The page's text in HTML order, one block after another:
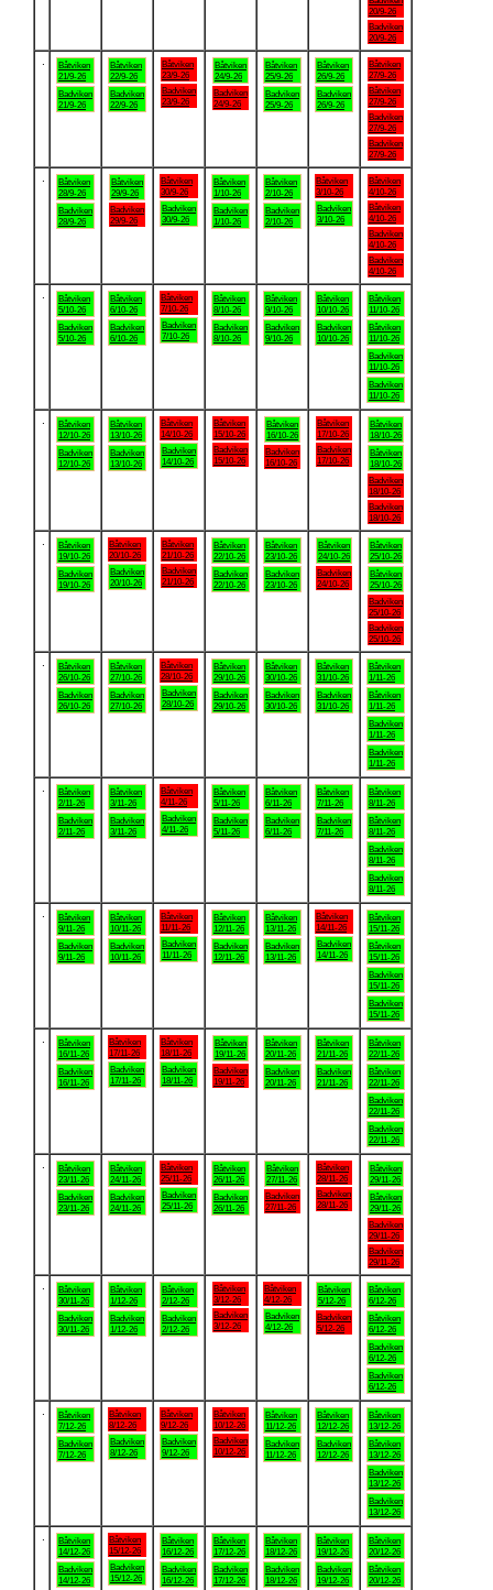
20/9-26
Badviken
20/9-26
Båtviken
21/9-26
Badviken
21/9-26
Båtviken
22/9-26
Badviken
22/9-26
Båtviken
23/9-26
Badviken
23/9-26
Båtviken
24/9-26
Badviken
24/9-26
Båtviken
25/9-26
Badviken
25/9-26
Båtviken
26/9-26
Badviken
26/9-26
Båtviken
27/9-26
Båtviken
27/9-26
Badviken
27/9-26
Badviken
27/9-26
Båtviken
28/9-26
Badviken
28/9-26
Båtviken
29/9-26
Badviken
29/9-26
Båtviken
30/9-26
Badviken
30/9-26
Båtviken
1/10-26
Badviken
1/10-26
Båtviken
2/10-26
Badviken
2/10-26
Båtviken
3/10-26
Badviken
3/10-26
Båtviken
4/10-26
Båtviken
4/10-26
Badviken
4/10-26
Badviken
4/10-26
Båtviken
5/10-26
Badviken
5/10-26
Båtviken
6/10-26
Badviken
6/10-26
Båtviken
7/10-26
Badviken
7/10-26
Båtviken
8/10-26
Badviken
8/10-26
Båtviken
9/10-26
Badviken
9/10-26
Båtviken
10/10-26
Badviken
10/10-26
Båtviken
11/10-26
Båtviken
11/10-26
Badviken
11/10-26
Badviken
11/10-26
Båtviken
12/10-26
Badviken
12/10-26
Båtviken
13/10-26
Badviken
13/10-26
Båtviken
14/10-26
Badviken
14/10-26
Båtviken
15/10-26
Badviken
15/10-26
Båtviken
16/10-26
Badviken
16/10-26
Båtviken
17/10-26
Badviken
17/10-26
Båtviken
18/10-26
Båtviken
18/10-26
Badviken
18/10-26
Badviken
18/10-26
Båtviken
19/10-26
Badviken
19/10-26
Båtviken
20/10-26
Badviken
20/10-26
Båtviken
21/10-26
Badviken
21/10-26
Båtviken
22/10-26
Badviken
22/10-26
Båtviken
23/10-26
Badviken
23/10-26
Båtviken
24/10-26
Badviken
24/10-26
Båtviken
25/10-26
Båtviken
25/10-26
Badviken
25/10-26
Badviken
25/10-26
Båtviken
26/10-26
Badviken
26/10-26
Båtviken
27/10-26
Badviken
27/10-26
Båtviken
28/10-26
Badviken
28/10-26
Båtviken
29/10-26
Badviken
29/10-26
Båtviken
30/10-26
Badviken
30/10-26
Båtviken
31/10-26
Badviken
31/10-26
Båtviken
1/11-26
Båtviken
1/11-26
Badviken
1/11-26
Badviken
1/11-26
Båtviken
2/11-26
Badviken
2/11-26
Båtviken
3/11-26
Badviken
3/11-26
Båtviken
4/11-26
Badviken
4/11-26
Båtviken
5/11-26
Badviken
5/11-26
Båtviken
6/11-26
Badviken
6/11-26
Båtviken
7/11-26
Badviken
7/11-26
Båtviken
8/11-26
Båtviken
8/11-26
Badviken
8/11-26
Badviken
8/11-26
Båtviken
9/11-26
Badviken
9/11-26
Båtviken
10/11-26
Badviken
10/11-26
Båtviken
11/11-26
Badviken
11/11-26
Båtviken
12/11-26
Badviken
12/11-26
Båtviken
13/11-26
Badviken
13/11-26
Båtviken
14/11-26
Badviken
14/11-26
Båtviken
15/11-26
Båtviken
15/11-26
Badviken
15/11-26
Badviken
15/11-26
Båtviken
16/11-26
Badviken
16/11-26
Båtviken
17/11-26
Badviken
17/11-26
Båtviken
18/11-26
Badviken
18/11-26
Båtviken
19/11-26
Badviken
19/11-26
Båtviken
20/11-26
Badviken
20/11-26
Båtviken
21/11-26
Badviken
21/11-26
Båtviken
22/11-26
Båtviken
22/11-26
Badviken
22/11-26
Badviken
22/11-26
Båtviken
23/11-26
Badviken
23/11-26
Båtviken
24/11-26
Badviken
24/11-26
Båtviken
25/11-26
Badviken
25/11-26
Båtviken
26/11-26
Badviken
26/11-26
Båtviken
27/11-26
Badviken
27/11-26
Båtviken
28/11-26
Badviken
28/11-26
Båtviken
29/11-26
Båtviken
29/11-26
Badviken
29/11-26
Badviken
29/11-26
Båtviken
30/11-26
Badviken
30/11-26
Båtviken
1/12-26
Badviken
1/12-26
Båtviken
2/12-26
Badviken
2/12-26
Båtviken
3/12-26
Badviken
3/12-26
Båtviken
4/12-26
Badviken
4/12-26
Båtviken
5/12-26
Badviken
5/12-26
Båtviken
6/12-26
Båtviken
6/12-26
Badviken
6/12-26
Badviken
6/12-26
Båtviken
7/12-26
Badviken
7/12-26
Båtviken
8/12-26
Badviken
8/12-26
Båtviken
9/12-26
Badviken
9/12-26
Båtviken
10/12-26
Badviken
10/12-26
Båtviken
11/12-26
Badviken
11/12-26
Båtviken
12/12-26
Badviken
12/12-26
Båtviken
13/12-26
Båtviken
13/12-26
Badviken
13/12-26
Badviken
13/12-26
Båtviken
14/12-26
Badviken
14/12-26
Båtviken
15/12-26
Badviken
15/12-26
Båtviken
16/12-26
Badviken
16/12-26
Båtviken
17/12-26
Badviken
17/12-26
Båtviken
18/12-26
Badviken
18/12-26
Båtviken
19/12-26
Badviken
19/12-26
Båtviken
20/12-26
Båtviken
20/12-26